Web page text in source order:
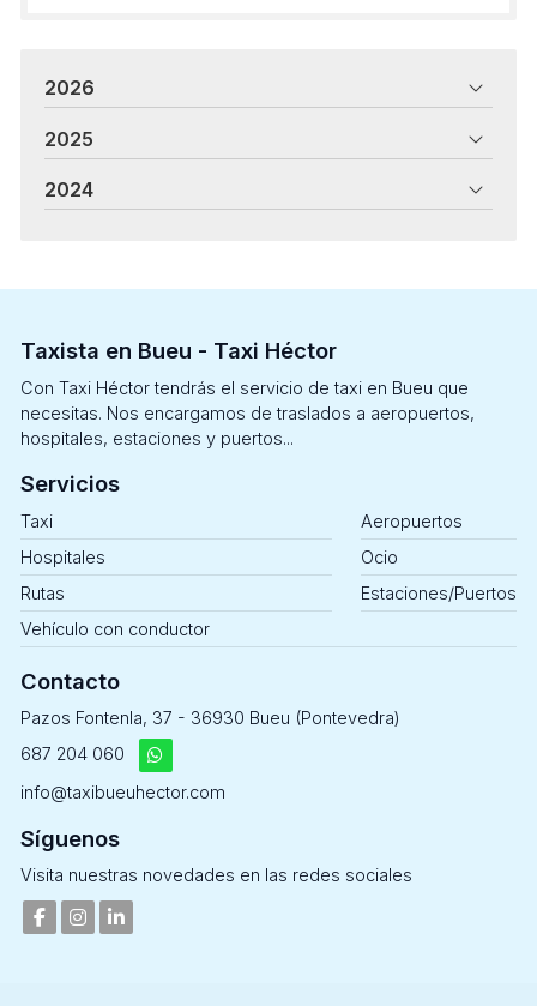
2026
2025
2024
Taxista en Bueu - Taxi Héctor
Con Taxi Héctor tendrás el servicio de taxi en Bueu que
necesitas. Nos encargamos de traslados a aeropuertos,
hospitales, estaciones y puertos...
Servicios
Taxi
Aeropuertos
Hospitales
Ocio
Rutas
Estaciones/Puertos
Vehículo con conductor
Contacto
Pazos Fontenla, 37 - 36930 Bueu (Pontevedra)
687 204 060
info@taxibueuhector.com
Síguenos
Visita nuestras novedades en las redes sociales